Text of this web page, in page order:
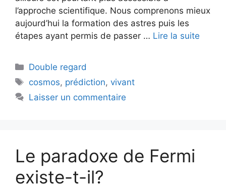
l’approche scientifique. Nous comprenons mieux
aujourd’hui la formation des astres puis les
étapes ayant permis de passer … Lire la suite
Catégories
Double regard
Étiquettes
cosmos, prédiction,vivant
Laisser un commentaire
Le paradoxe de Fermi
existe-t-il?